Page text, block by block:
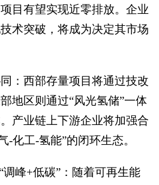
目有望实现近零排放。企业
术突破，将成为决定其市场
：西部存量项目将通过技改
地区则通过“风光氢储”一体
产业链上下游企业将加强合
-化工-氢能”的闭环生态。
调峰+低碳”：随着可再生能